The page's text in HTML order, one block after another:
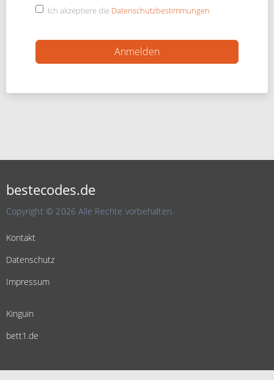
Ich akzeptiere die Datenschutzbestimmungen
bestecodes.de
Copyright © 2026 Alle Rechte vorbehalten.
Kontakt
Datenschutz
Impressum
Kinguin
bett1.de